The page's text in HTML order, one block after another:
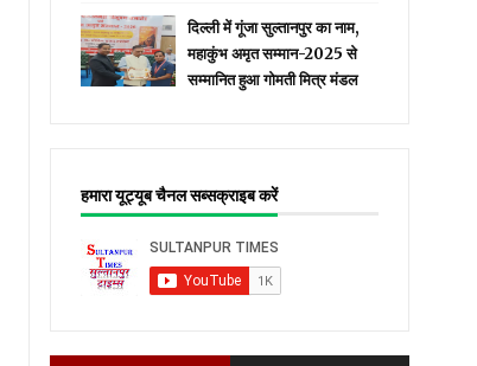
दिल्ली में गूंजा सुल्तानपुर का नाम,
महाकुंभ अमृत सम्मान-2025 से
सम्मानित हुआ गोमती मित्र मंडल
हमारा यूट्यूब चैनल सब्सक्राइब करें